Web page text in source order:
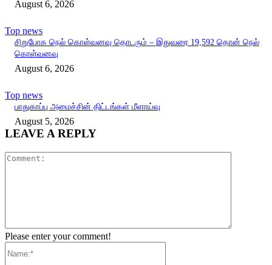
August 6, 2026
Top news
சிறுபோக நெல் கொள்வனவு தொடரும் – இதுவரை 19,592 தொன் நெல்
கொள்வனவு
August 6, 2026
Top news
பாதுகாப்பு அமைச்சின் திட்டங்கள் மீளாய்வு
August 5, 2026
LEAVE A REPLY
Please enter your comment!